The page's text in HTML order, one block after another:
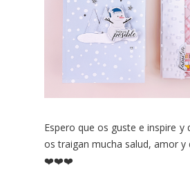
Espero que os guste e inspire y
os traigan mucha salud, amor y
❤️❤️❤️